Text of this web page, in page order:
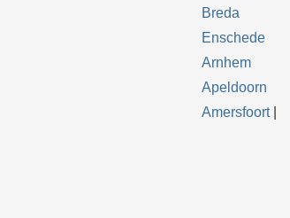
Breda
Enschede
Arnhem
Apeldoorn
Amersfoort|